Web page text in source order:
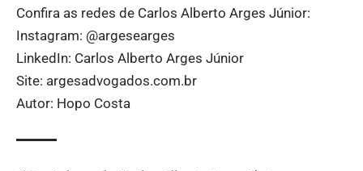
Confira as redes de Carlos Alberto Arges Júnior:
Instagram: @argesearges
LinkedIn: Carlos Alberto Arges Júnior
Site: argesadvogados.com.br
Autor: Hopo Costa